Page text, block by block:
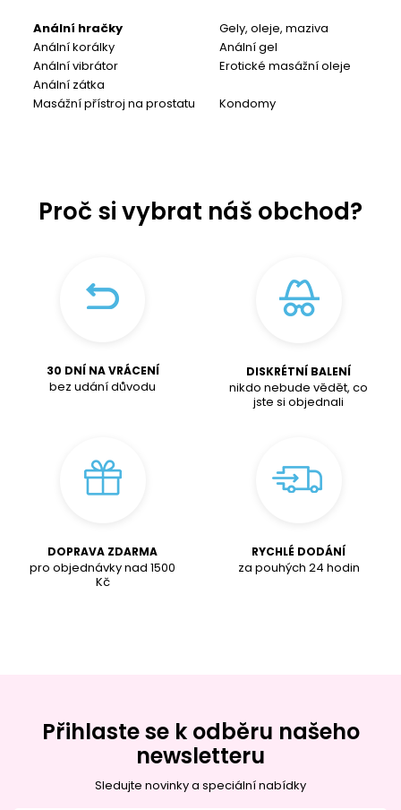
Anální hračky
Anální korálky
Anální vibrátor
Anální zátka
Masážní přístroj na prostatu
Gely, oleje, maziva
Anální gel
Erotické masážní oleje
Kondomy
Proč si vybrat náš obchod?
30 DNÍ NA VRÁCENÍ
bez udání důvodu
DISKRÉTNÍ BALENÍ
nikdo nebude vědět, co
jste si objednali
DOPRAVA ZDARMA
pro objednávky nad 1500
Kč
RYCHLÉ DODÁNÍ
za pouhých 24 hodin
Přihlaste se k odběru našeho
newsletteru
Sledujte novinky a speciální nabídky